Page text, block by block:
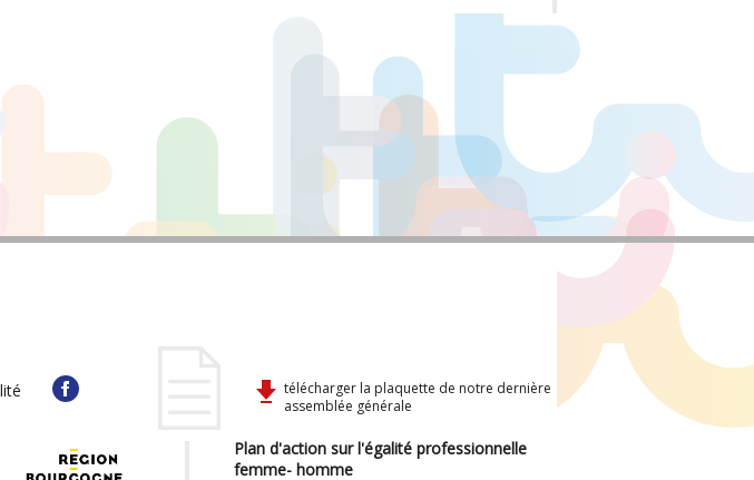
télécharger la plaquette de notre dernière
assemblée générale
Plan d'action sur l'égalité professionnelle
femme- homme